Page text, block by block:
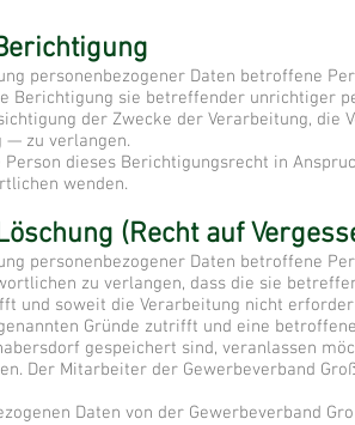
personenbezogener Daten betroffene
Berichtigung sie betreffender unrichtiger
der Zwecke der Verarbeitung,
— zu verlangen.
dieses Berichtigungsrecht in
wenden.
(Recht auf
personenbezogener Daten betroffene
zu verlangen, dass die sie
und soweit die Verarbeitung nicht
Gründe zutrifft und eine
gespeichert sind, veranlassen
Der Mitarbeiter der Gewerbeverband
Daten von der Gewerbeverband